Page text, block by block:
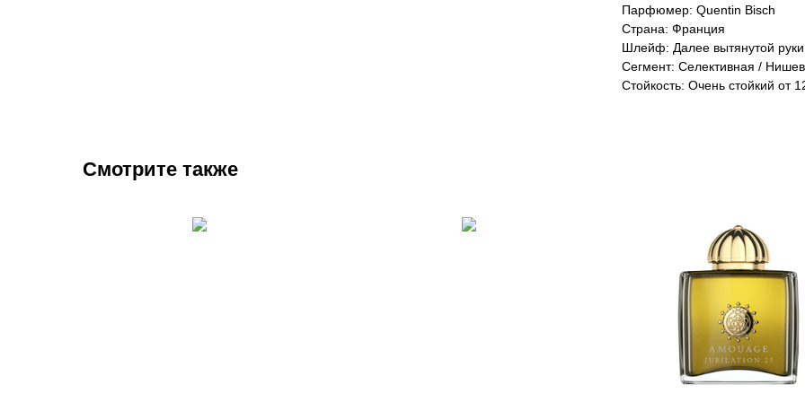
Парфюмер: Quentin Bisch
Страна: Франция
Шлейф: Далее вытянутой руки
Сегмент: Селективная /
Стойкость: Очень стойкий от
Смотрите также